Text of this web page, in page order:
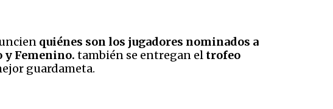
quiénes son los jugadores nominados a
y Femenino. también se entregan el trofeo
guardameta.